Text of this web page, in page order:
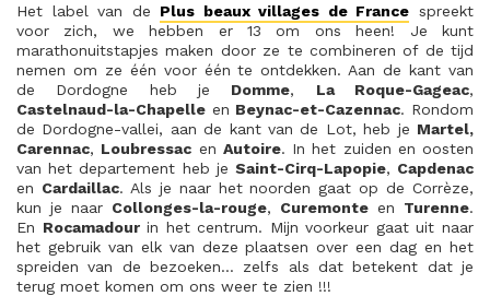
Het label van de Plus beaux villages de France spreekt
voor zich, we hebben er 13 om ons heen! Je kunt
marathonuitstapjes maken door ze te combineren of de tijd
nemen om ze één voor één te ontdekken. Aan de kant van
de Dordogne heb je Domme, La Roque-Gageac,
Castelnaud-la-Chapelle en Beynac-et-Cazennac. Rondom
de Dordogne-vallei, aan de kant van de Lot, heb je Martel,
Carennac, Loubressac en Autoire. In het zuiden en oosten
van het departement heb je Saint-Cirq-Lapopie, Capdenac
en Cardaillac. Als je naar het noorden gaat op de Corrèze,
kun je naar Collonges-la-rouge, Curemonte en Turenne.
En Rocamadourin het centrum. Mijn voorkeur gaat uit naar
het gebruik van elk van deze plaatsen over een dag en het
spreiden van de bezoeken… zelfs als dat betekent dat je
terug moet komen om ons weer te zien !!!